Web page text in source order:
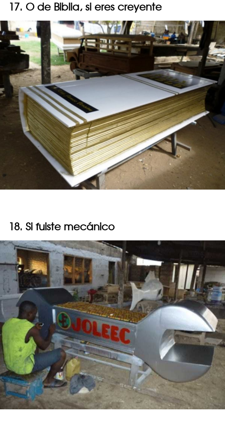
17. O de Biblia, si eres creyente
18. Si fuiste mecánico